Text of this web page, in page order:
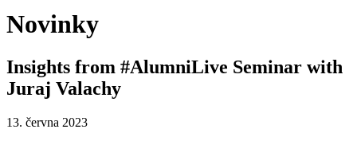
Novinky
Insights from #AlumniLive Seminar with
Juraj Valachy
13. června 2023